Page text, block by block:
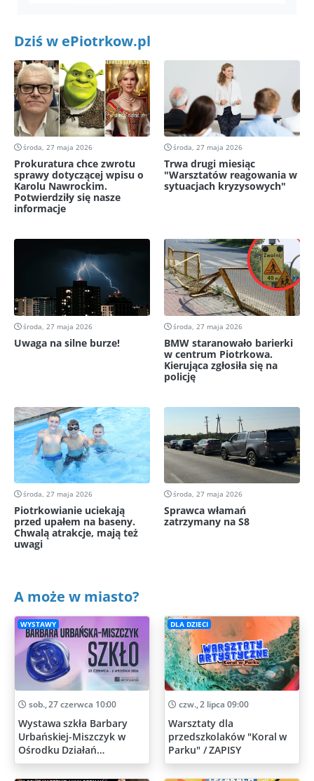
Dziś w ePiotrkow.pl
środa, 27 maja 2026
Prokuratura chce zwrotu
sprawy dotyczącej wpisu o
Karolu Nawrockim.
Potwierdziły się nasze
informacje
środa, 27 maja 2026
Trwa drugi miesiąc
"Warsztatów reagowania w
sytuacjach kryzysowych"
środa, 27 maja 2026
Uwaga na silne burze!
środa, 27 maja 2026
BMW staranowało barierki
w centrum Piotrkowa.
Kierująca zgłosiła się na
policję
środa, 27 maja 2026
Piotrkowianie uciekają
przed upałem na baseny.
Chwalą atrakcje, mają też
uwagi
środa, 27 maja 2026
Sprawca włamań
zatrzymany na S8
A może w miasto?
WYSTAWY
sob., 27 czerwca 10:00
Wystawa szkła Barbary
Urbańskiej-Miszczyk w
Ośrodku Działań
Artystycznych
DLA DZIECI
czw., 2 lipca 09:00
Warsztaty dla
przedszkolaków "Koral w
Parku" / ZAPISY